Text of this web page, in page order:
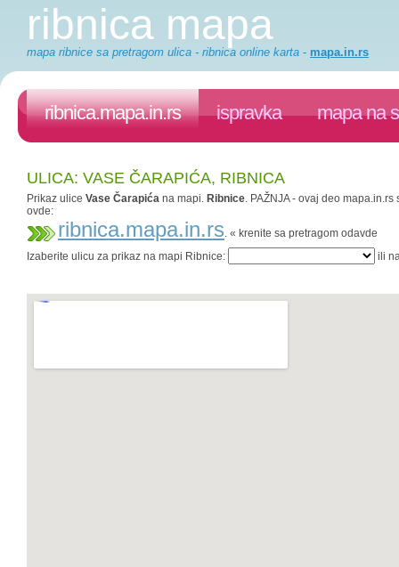
ribnica mapa
mapa ribnice sa pretragom ulica - ribnica online karta - mapa.in.rs
ribnica.mapa.in.rs ispravka mapa na
ULICA: VASE ČARAPIĆA, RIBNICA
Prikaz ulice Vase Čarapića na mapi. Ribnice. PAŽNJA - ovaj deo
ovde:
ribnica.mapa.in.rs. « krenite sa pretragom odavde
Izaberite ulicu za prikaz na mapi Ribnice:
ili